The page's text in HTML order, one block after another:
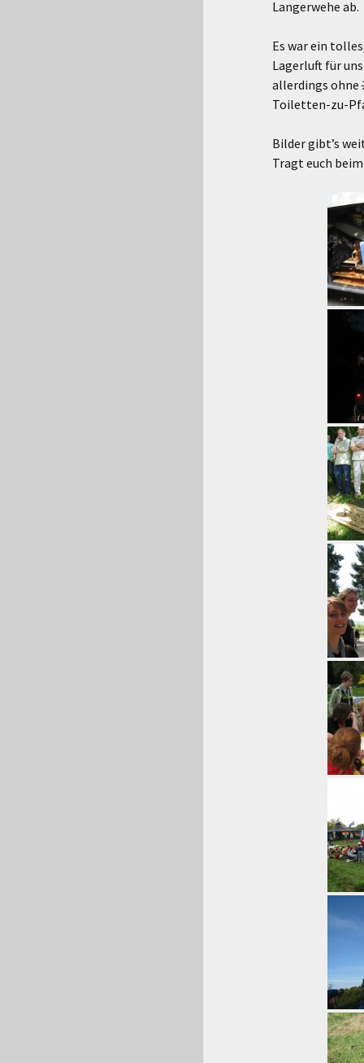
Langerwehe ab.
Es war ein
Lagerluft für
allerdings ohne
Toiletten-zu-
Bilder gibt’s
Tragt euch